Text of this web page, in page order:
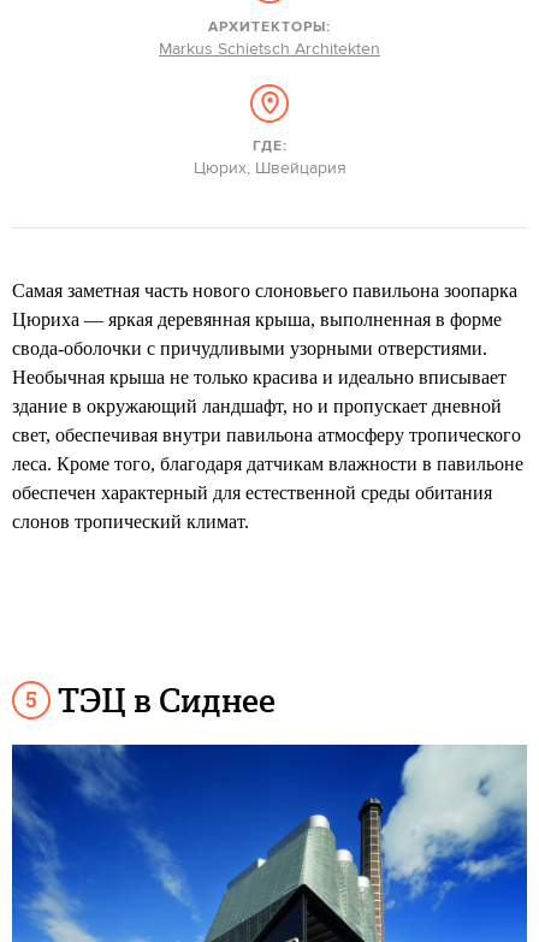
АРХИТЕКТОРЫ:
Markus Schietsch Architekten
ГДЕ:
Цюрих, Швейцария
Самая заметная часть нового слоновьего павильона зоопарка
Цюриха — яркая деревянная крыша, выполненная в форме
свода-оболочки с причудливыми узорными отверстиями.
Необычная крыша не только красива и идеально вписывает
здание в окружающий ландшафт, но и пропускает дневной
свет, обеспечивая внутри павильона атмосферу тропического
леса. Кроме того, благодаря датчикам влажности в павильоне
обеспечен характерный для естественной среды обитания
слонов тропический климат.
ТЭЦ в Сиднее